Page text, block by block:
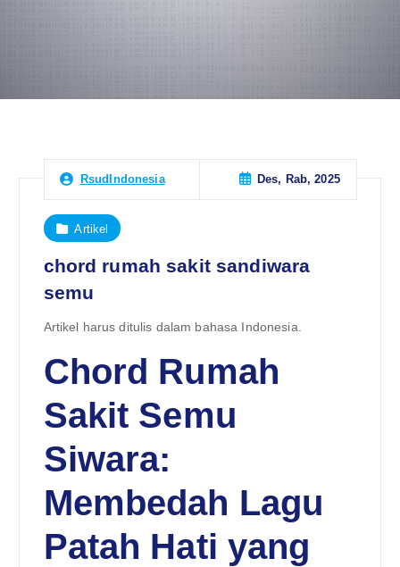
RsudIndonesia Des, Rab, 2025
Artikel
chord rumah sakit sandiwara
semu
Artikel harus ditulis dalam bahasa Indonesia.
Chord Rumah
Sakit Semu
Siwara:
Membedah Lagu
Patah Hati yang